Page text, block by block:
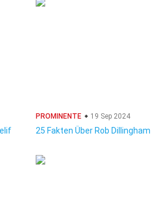
PROMINENTE 19 Sep 2024
25 Fakten Über Rob Dillingham